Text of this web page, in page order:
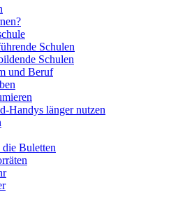
Schulen
Schulen
und Beruf
Handys länger nutzen
die Buletten